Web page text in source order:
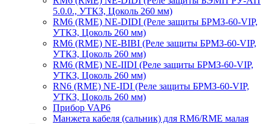
5.0.0., УТКЗ, Цоколь 260 мм)
RM6 (RME) NE-DIDI (Реле защиты БРМЗ-60-VIP,
УТКЗ, Цоколь 260 мм)
RM6 (RME) NE-BIBI (Реле защиты БРМЗ-60-VIP,
УТКЗ, Цоколь 260 мм)
RM6 (RME) NE-IIDI (Реле защиты БРМЗ-60-VIP,
УТКЗ, Цоколь 260 мм)
RN6 (RME) NE-IDI (Реле защиты БРМЗ-60-VIP,
УТКЗ, Цоколь 260 мм)
Прибор VAP6
Манжета кабеля (сальник) для RM6/RME малая